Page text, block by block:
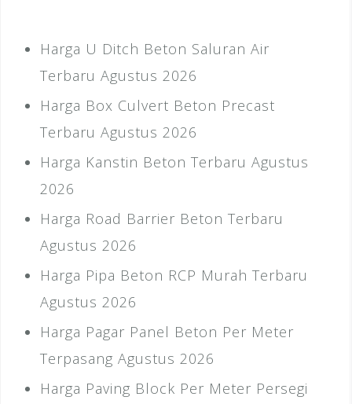
Harga U Ditch Beton Saluran Air
Terbaru Agustus 2026
Harga Box Culvert Beton Precast
Terbaru Agustus 2026
Harga Kanstin Beton Terbaru Agustus
2026
Harga Road Barrier Beton Terbaru
Agustus 2026
Harga Pipa Beton RCP Murah Terbaru
Agustus 2026
Harga Pagar Panel Beton Per Meter
Terpasang Agustus 2026
Harga Paving Block Per Meter Persegi